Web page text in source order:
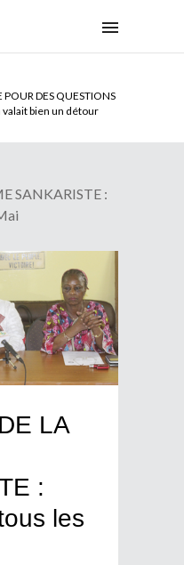
POUR DES QUESTIONS
valait bien un détour
DU SENAT BENINOIS :
partir !
SANKARISTE :
LA
:
les